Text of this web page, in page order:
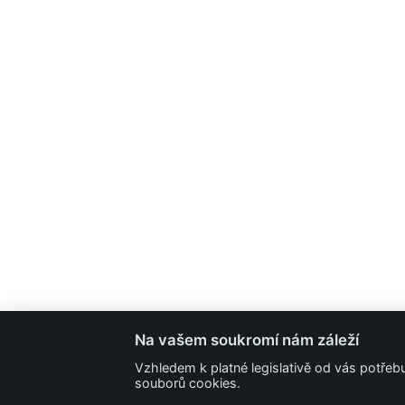
Na vašem soukromí nám záleží
Vzhledem k platné legislativě od vás
souborů cookies.